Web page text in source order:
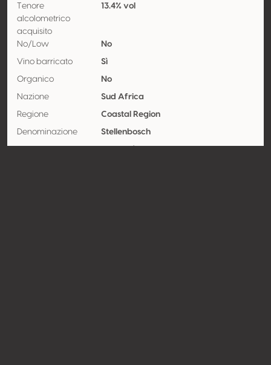
Tenore
alcolometrico
acquisito
13.4% vol
No/Low No
Vino barricato Sì
Organico No
Nazione Sud Africa
Regione Coastal Region
Denominazione Stellenbosch